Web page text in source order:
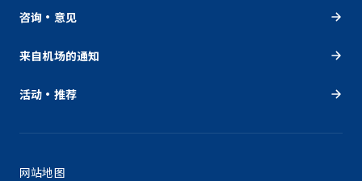
咨询・意见
来自机场的通知
活动・推荐
网站地图